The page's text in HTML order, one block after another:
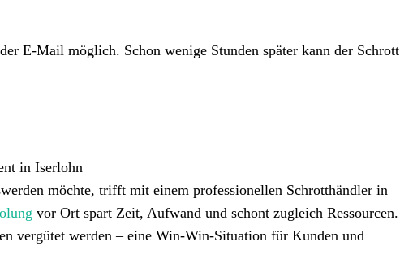
E-Mail möglich. Schon wenige Stunden später kann der Schrott
in Iserlohn
möchte, trifft mit einem professionellen Schrotthändler in
vor Ort spart Zeit, Aufwand und schont zugleich Ressourcen.
vergütet werden – eine Win-Win-Situation für Kunden und